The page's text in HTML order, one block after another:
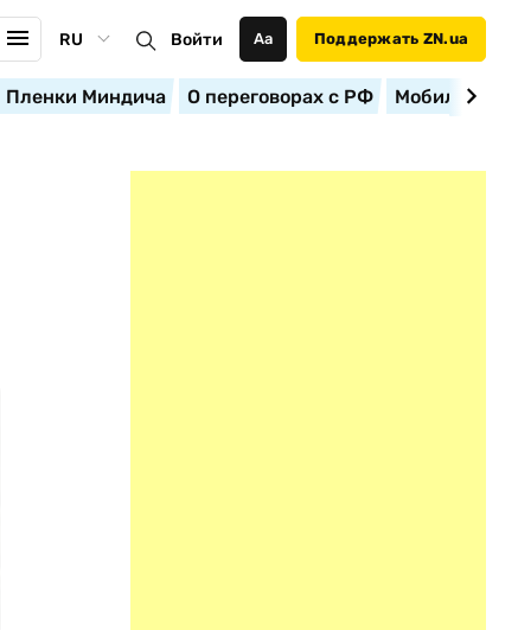
RU Войти Аа Поддержать ZN.ua
Пленки Миндича О переговорах с РФ